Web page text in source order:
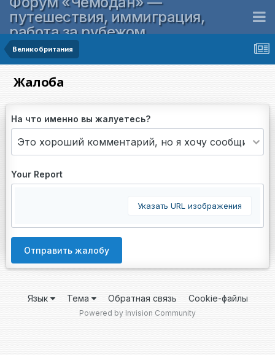
путешествия, иммиграция,
работа за рубежом
Великобритания
Жалоба
На что именно вы жалуетесь?
Your Report
Указать URL изображения
Отправить жалобу
Язык Тема Обратная связь Cookie-файлы
Powered by Invision Community